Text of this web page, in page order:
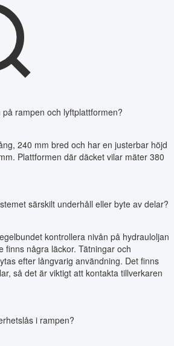
rampen och lyftplattformen?
240 mm bred och har en justerbar höjd
Plattformen där däcket vilar mäter 380
särskilt underhåll eller byte av delar?
kontrollera nivån på hydrauloljan
finns några läckor. Tätningar och
efter långvarig användning. Det finns
så det är viktigt att kontakta tillverkaren
i rampen?